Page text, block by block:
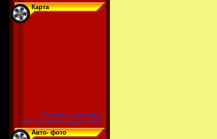
Карта
Создано с помощью
инструментов Яндекс.Карт
Авто- фото